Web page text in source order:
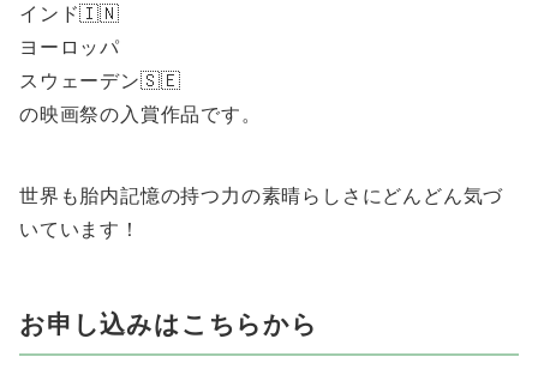
インド🇮🇳
ヨーロッパ
スウェーデン🇸🇪
の映画祭の入賞作品です。
世界も胎内記憶の持つ力の素晴らしさにどんどん気づ
いています！
お申し込みはこちらから